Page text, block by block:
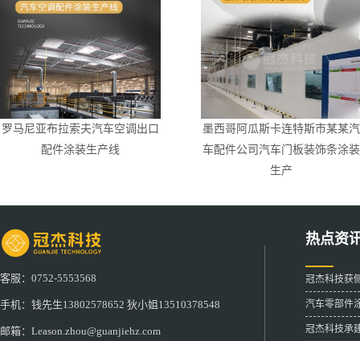
罗马尼亚布拉索夫汽车空调出口
配件涂装生产线
墨西哥阿瓜斯卡连特斯市某某汽
车配件公司汽车门板装饰条涂装
生产
客服：0752-5553568
手机：钱先生13802578652 狄小姐13510378548
邮箱：Leason.zhou@guanjiehz.com
热点资
冠杰科技获
汽车零部件
冠杰科技承